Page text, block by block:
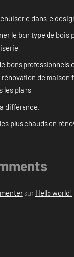
dans le
le bon type de bois
bons professionnels
rénovation de
les plans
différence.
plus chauds en
sur Hello world!